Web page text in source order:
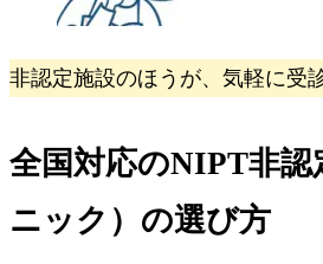
非認定施設のほうが、気軽に受
全国対応のNIPT非認
ニック）の選び方